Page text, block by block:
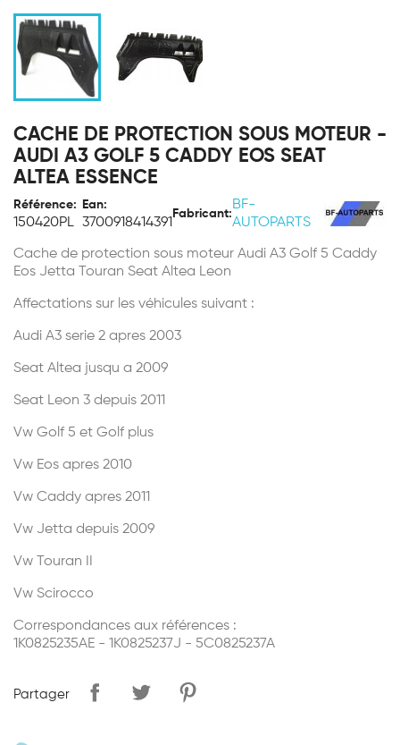
CACHE DE PROTECTION SOUS MOTEUR -
AUDI A3 GOLF 5 CADDY EOS SEAT
ALTEA ESSENCE
Référence:
150420PL
Ean:
3700918414391
Fabricant:
BF-
AUTOPARTS
Cache de protection sous moteur Audi A3 Golf 5 Caddy
Eos Jetta Touran Seat Altea Leon
Affectations sur les véhicules suivant :
Audi A3 serie 2 apres 2003
Seat Altea jusqu a 2009
Seat Leon 3 depuis 2011
Vw Golf 5 et Golf plus
Vw Eos apres 2010
Vw Caddy apres 2011
Vw Jetta depuis 2009
Vw Touran II
Vw Scirocco
Correspondances aux références :
1K0825235AE - 1K0825237J - 5C0825237A
Partager